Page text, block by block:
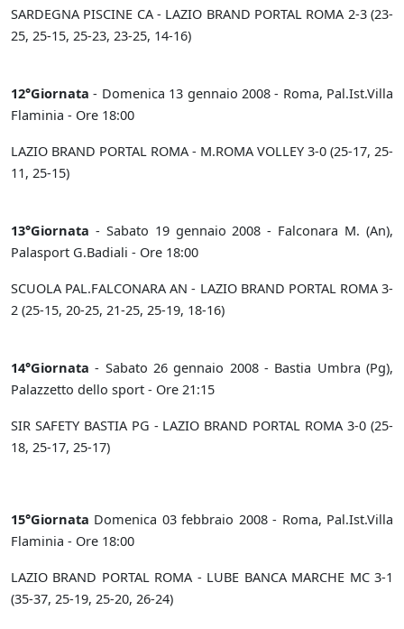
SARDEGNA PISCINE CA - LAZIO BRAND PORTAL ROMA 2-3 (23-
25, 25-15, 25-23, 23-25, 14-16)
12°Giornata - Domenica 13 gennaio 2008 - Roma, Pal.Ist.Villa
Flaminia - Ore 18:00
LAZIO BRAND PORTAL ROMA - M.ROMA VOLLEY 3-0 (25-17, 25-
11, 25-15)
13°Giornata - Sabato 19 gennaio 2008 - Falconara M. (An),
Palasport G.Badiali - Ore 18:00
SCUOLA PAL.FALCONARA AN - LAZIO BRAND PORTAL ROMA 3-
2 (25-15, 20-25, 21-25, 25-19, 18-16)
14°Giornata - Sabato 26 gennaio 2008 - Bastia Umbra (Pg),
Palazzetto dello sport - Ore 21:15
SIR SAFETY BASTIA PG - LAZIO BRAND PORTAL ROMA 3-0 (25-
18, 25-17, 25-17)
15°Giornata Domenica 03 febbraio 2008 - Roma, Pal.Ist.Villa
Flaminia - Ore 18:00
LAZIO BRAND PORTAL ROMA - LUBE BANCA MARCHE MC 3-1
(35-37, 25-19, 25-20, 26-24)